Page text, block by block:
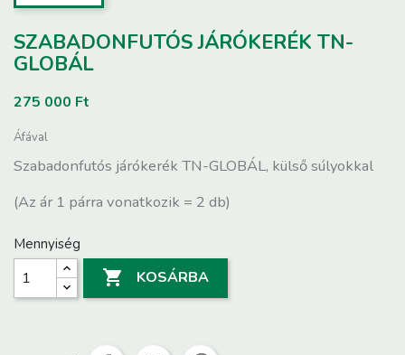
SZABADONFUTÓS JÁRÓKERÉK TN-
GLOBÁL
275 000 Ft
Áfával
Szabadonfutós járókerék TN-GLOBÁL, külső súlyokkal
(Az ár 1 párra vonatkozik = 2 db)
Mennyiség
 KOSÁRBA